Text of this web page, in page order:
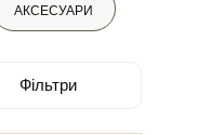
АКСЕСУАРИ
Фільтри